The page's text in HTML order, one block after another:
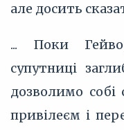
але досить
... Поки
супутниці
дозволимо собі
привілеєм і